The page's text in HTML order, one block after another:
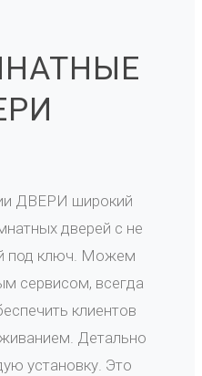
ДВЕРИ широкий
дверей с не
под ключ. Можем
сервисом, всегда
клиентов
Детально
установку. Это